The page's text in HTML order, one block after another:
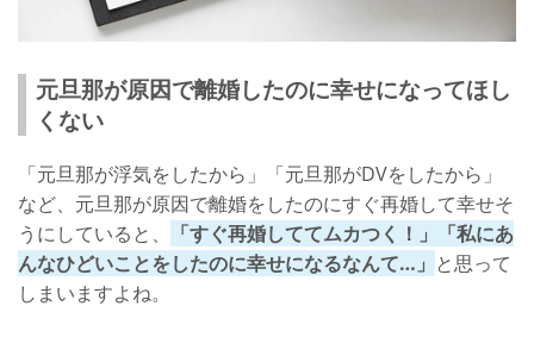
元旦那が原因で離婚したのに幸せになってほし
くない
「元旦那が浮気をしたから」「元旦那がDVをしたから」
など、元旦那が原因で離婚をしたのにすぐ再婚して幸せそ
うにしていると、
「すぐ再婚しててムカつく！」「私にあ
んなひどいことをしたのに幸せになるなんて…」 と思って
しまいますよね。